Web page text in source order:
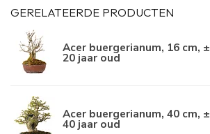
GERELATEERDE PRODUCTEN
Acer buergerianum, 16 cm, ±
20 jaar oud
Acer buergerianum, 40 cm, ±
40 jaar oud